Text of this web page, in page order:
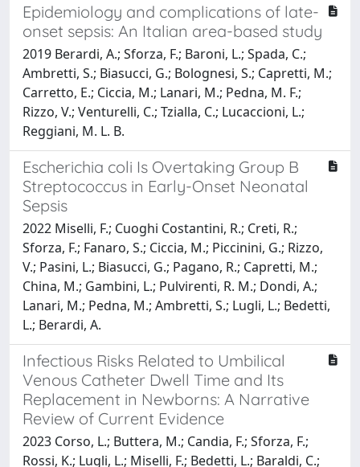
Epidemiology and complications of late-
onset sepsis: An Italian area-based study
2019 Berardi, A.; Sforza, F.; Baroni, L.; Spada, C.;
Ambretti, S.; Biasucci, G.; Bolognesi, S.; Capretti, M.;
Carretto, E.; Ciccia, M.; Lanari, M.; Pedna, M. F.;
Rizzo, V.; Venturelli, C.; Tzialla, C.; Lucaccioni, L.;
Reggiani, M. L. B.
Escherichia coli Is Overtaking Group B
Streptococcus in Early-Onset Neonatal
Sepsis
2022 Miselli, F.; Cuoghi Costantini, R.; Creti, R.;
Sforza, F.; Fanaro, S.; Ciccia, M.; Piccinini, G.; Rizzo,
V.; Pasini, L.; Biasucci, G.; Pagano, R.; Capretti, M.;
China, M.; Gambini, L.; Pulvirenti, R. M.; Dondi, A.;
Lanari, M.; Pedna, M.; Ambretti, S.; Lugli, L.; Bedetti,
L.; Berardi, A.
Infectious Risks Related to Umbilical
Venous Catheter Dwell Time and Its
Replacement in Newborns: A Narrative
Review of Current Evidence
2023 Corso, L.; Buttera, M.; Candia, F.; Sforza, F.;
Rossi, K.; Lugli, L.; Miselli, F.; Bedetti, L.; Baraldi, C.;